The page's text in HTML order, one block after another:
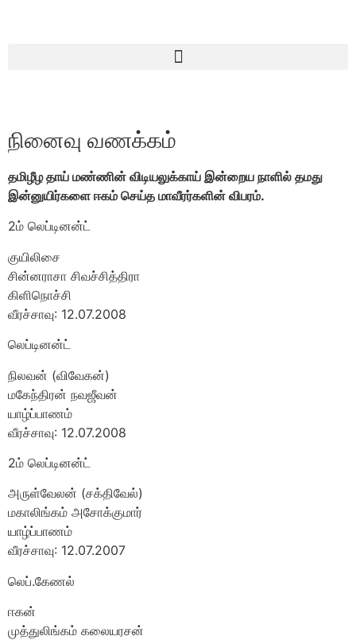
நினைவு வணக்கம்
தமிழீழ தாய் மண்ணின் விடியலுக்காய் இன்றைய நாளில் தமது
இன்னுயிர்களை ஈகம் செய்த மாவீரர்களின் விபரம்.
2ம் லெப்டினன்ட்
குயிலிசை
சின்னராசா சிவச்சித்திரா
கிளிநொச்சி
வீரச்சாவு: 12.07.2008
லெப்டினன்ட்
நிலவன் (விவேகன்)
மகேந்திரன் நவஜீவன்
யாழ்ப்பாணம்
வீரச்சாவு: 12.07.2008
2ம் லெப்டினன்ட்
அருள்வேலன் (சக்திவேல்)
மகாலிங்கம் அசோக்குமார்
யாழ்ப்பாணம்
வீரச்சாவு: 12.07.2007
லெப்.கேணல்
ஈகன்
முத்துலிங்கம் கலையரசன்